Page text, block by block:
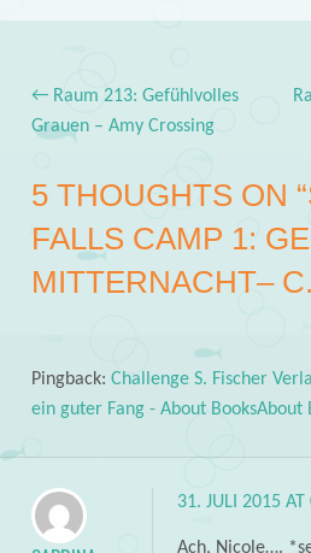
Post
←Raum 213: Gefühlvolles
Grauen – Amy Crossing
5 THOUGHTS ON “
FALLS CAMP 1:
MITTERNACHT–
Pingback: Challenge S. Fischer
ein guter Fang - About BooksAbout
31. JULI 2015 AT
Ach, Nicole….